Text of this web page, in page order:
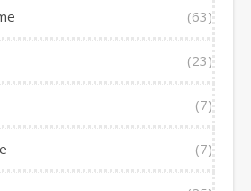
(63)
(23)
(7)
(7)